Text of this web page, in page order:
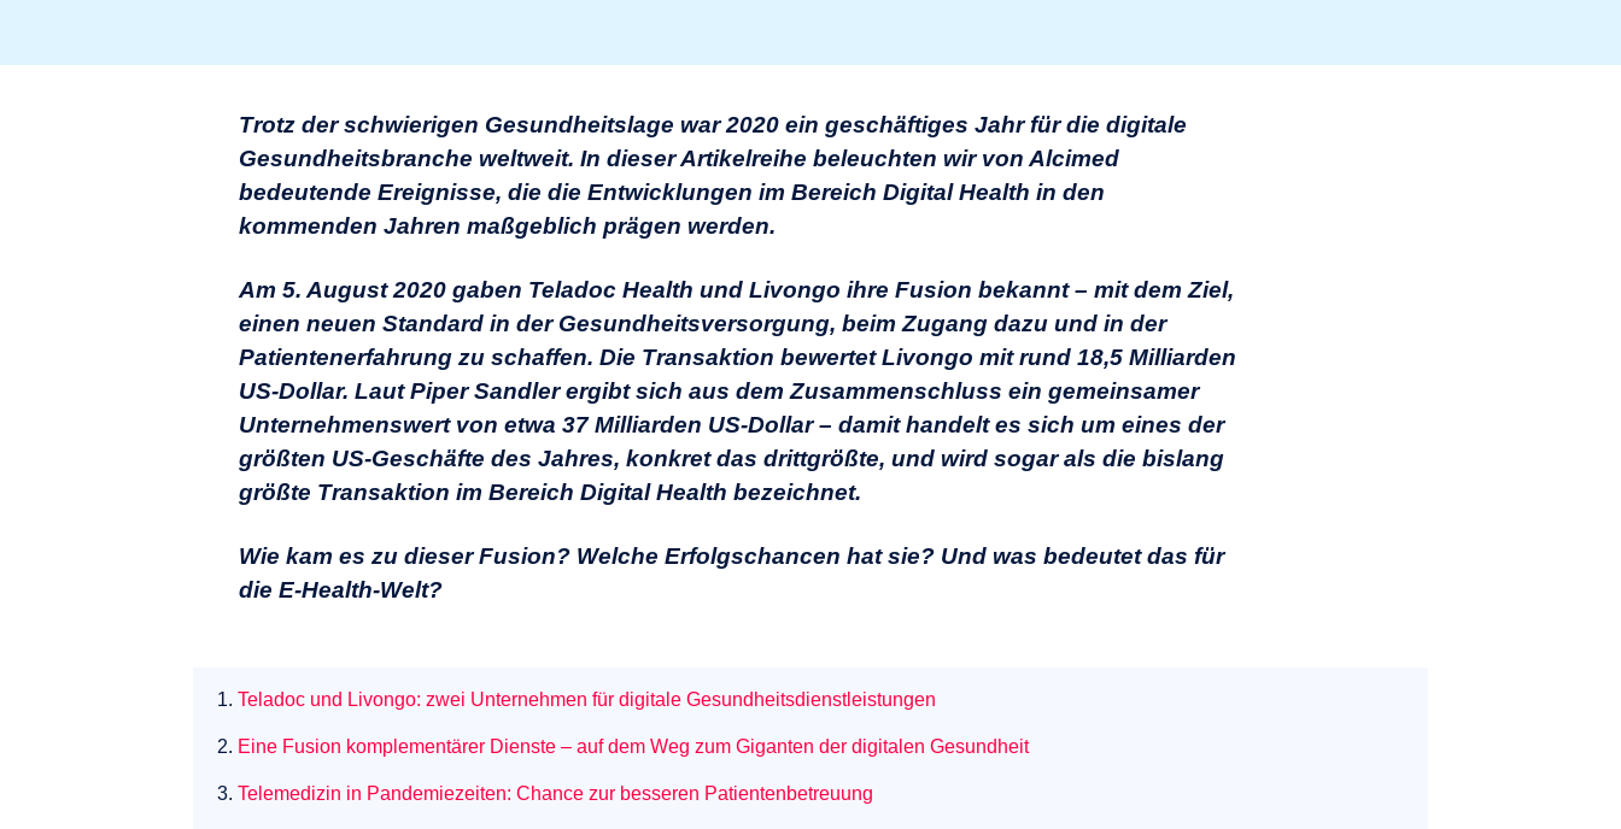
Trotz der schwierigen Gesundheitslage war 2020 ein geschäftiges Jahr für die digitale
Gesundheitsbranche weltweit. In dieser Artikelreihe beleuchten wir von Alcimed
bedeutende Ereignisse, die die Entwicklungen im Bereich Digital Health in den
kommenden Jahren maßgeblich prägen werden.
Am 5. August 2020 gaben Teladoc Health und Livongo ihre Fusion bekannt – mit dem Ziel,
einen neuen Standard in der Gesundheitsversorgung, beim Zugang dazu und in der
Patientenerfahrung zu schaffen. Die Transaktion bewertet Livongo mit rund 18,5 Milliarden
US-Dollar. Laut Piper Sandler ergibt sich aus dem Zusammenschluss ein gemeinsamer
Unternehmenswert von etwa 37 Milliarden US-Dollar – damit handelt es sich um eines der
größten US-Geschäfte des Jahres, konkret das drittgrößte, und wird sogar als die bislang
größte Transaktion im Bereich Digital Health bezeichnet.
Wie kam es zu dieser Fusion? Welche Erfolgschancen hat sie? Und was bedeutet das für
die E-Health-Welt?
1. Teladoc und Livongo: zwei Unternehmen für digitale Gesundheitsdienstleistungen
2. Eine Fusion komplementärer Dienste – auf dem Weg zum Giganten der digitalen Gesundheit
3. Telemedizin in Pandemiezeiten: Chance zur besseren Patientenbetreuung